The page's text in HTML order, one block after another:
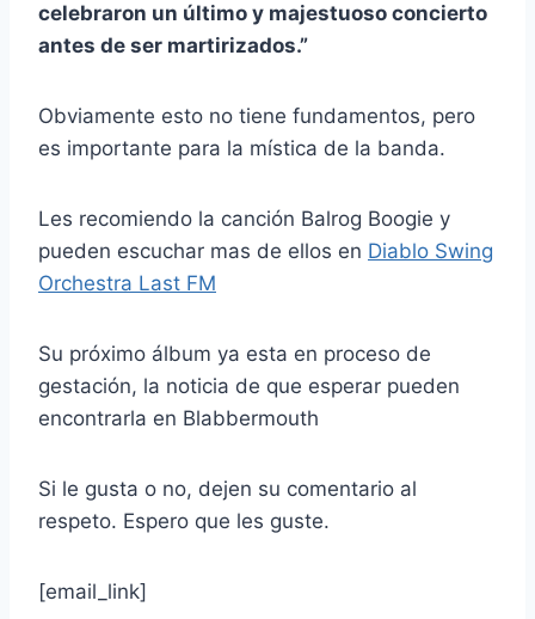
celebraron un último y majestuoso concierto
antes de ser martirizados.”
Obviamente esto no tiene fundamentos, pero
es importante para la mística de la banda.
Les recomiendo la canción Balrog Boogie y
pueden escuchar mas de ellos en Diablo Swing
Orchestra Last FM
Su próximo álbum ya esta en proceso de
gestación, la noticia de que esperar pueden
encontrarla en Blabbermouth
Si le gusta o no, dejen su comentario al
respeto. Espero que les guste.
[email_link]